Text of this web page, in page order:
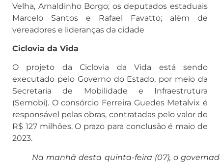
Velha, Arnaldinho Borgo; os deputados estaduais
Marcelo Santos e Rafael Favatto; além de
vereadores e lideranças da cidade
Ciclovia da Vida
O projeto da Ciclovia da Vida está sendo
executado pelo Governo do Estado, por meio da
Secretaria de Mobilidade e Infraestrutura
(Semobi). O consórcio Ferreira Guedes Metalvix é
responsável pelas obras, contratadas pelo valor de
R$ 127 milhões. O prazo para conclusão é maio de
2023.
Na manhã desta quinta-feira (07), o